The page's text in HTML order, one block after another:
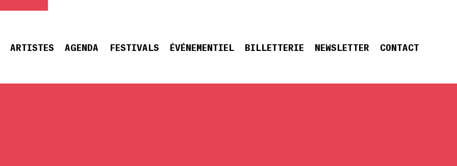
ARTISTES AGENDA FESTIVALS ÉVÉNEMENTIEL BILLETTERIE NEWSLETTER CONTACT